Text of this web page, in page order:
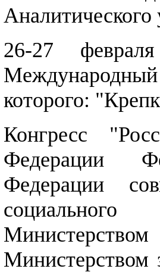
26-27
которого:
Конгресс
Федерации
Федерации
социального
Министерством